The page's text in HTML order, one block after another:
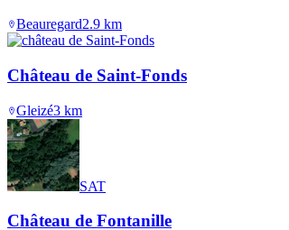
Beauregard2.9 km
Château de Saint-Fonds
Gleizé3 km
SAT
Château de Fontanille